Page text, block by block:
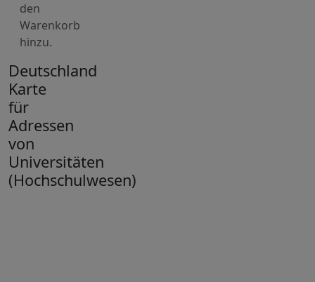
den
Warenkorb
hinzu.
Deutschland
Karte
für
Adressen
von
Universitäten
(Hochschulwesen)